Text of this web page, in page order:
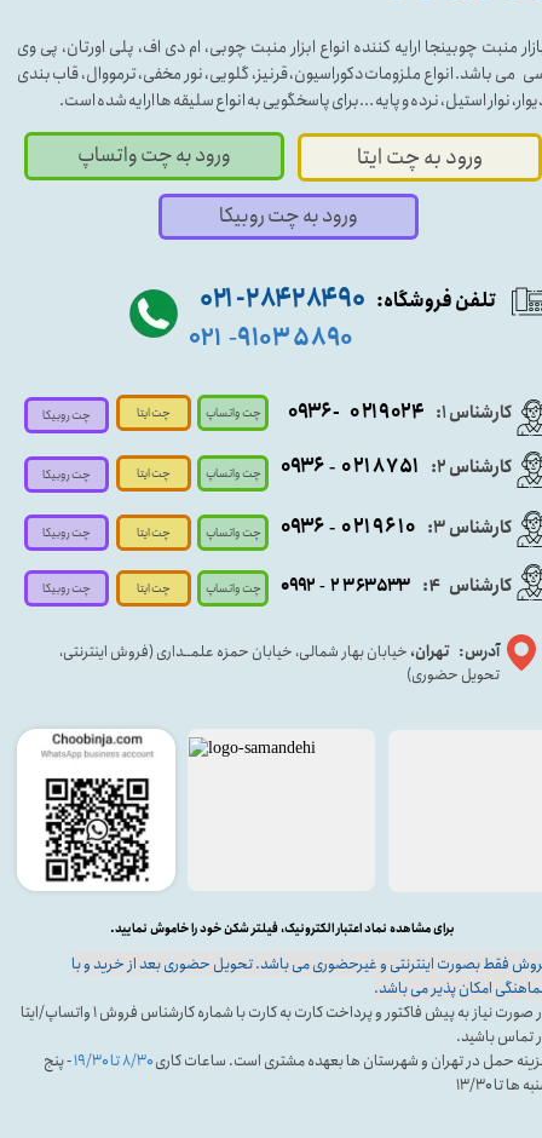
منبت چوبینجا ارایه کننده انواع ابزار منبت چوبی، ام دی اف، پلی اورتان، پی وی
می باشد. انواع ملزومات دکوراسیون، قرنیز، گلویی، نور مخفی، ترمووال، قاب بندی
نوار استیل، نرده و پایه ...برای پاسخگویی به انواع سلیقه ها ارایه شده است.
کارشناس ۱: ۰۲۱۹۰۲۴ - ۰۹۳۶
آدرس: تهران، خیابان بهار شمالی، خیابان حمزه علمــداری (فروش اینترنتی،
تحویل حضوری)
ورود به چت ایتا ورود به چت واتساپ
تلفن فروشگاه: ۹۰ ۲۸۴ ۲۸۴- ۰۲۱
۵۸۹۰ ۹۱۰۳ -۰۲۱
کارشناس ۳: ۰۲۱۹۶۱۰ -۰۹۳۶
فقط بصورت اینترنتی و غیرحضوری می باشد. تحویل حضوری بعد از خرید و با
امکان پذیر می باشد.
در صورت نیاز به پیش فاکتور و پرداخت کارت به کارت با شماره کارشناس فروش ۱ واتساپ/ایتا
تماس باشید.
حمل در تهران و شهرستان ها بعهده مشتری است. ساعات کاری۸/۳۰ تا ۱۹/۳۰
- پنج
ها تا ۱۳/۳۰
برای مشاهده نماد اعتبار الکترونیک، فیلتر شکن خود را خاموش نمایید.
کارشناس ۲: ۰۲۱۸۷۵۱ - ۰۹۳۶
ورود به چت روبیکا
کارشناس 4
: ۲۳۶۳۵۳۳ - ۰۹۹۲
چت واتساپ
چت واتساپ
چت واتساپ
چت واتساپ
چت ایتا
چت ایتا
چت ایتا
چت ایتا
چت روبیکا
چت روبیکا
چت روبیکا
چت روبیکا